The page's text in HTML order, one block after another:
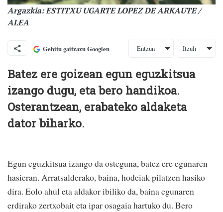
Argazkia: ESTITXU UGARTE LOPEZ DE ARKAUTE /
ALEA
Gehitu gaitzazu Googlen Entzun Itzuli
Batez ere goizean egun eguzkitsua
izango dugu, eta bero handikoa.
Osterantzean, erabateko aldaketa
dator biharko.
Egun eguzkitsua izango da osteguna, batez ere egunaren
hasieran. Arratsalderako, baina, hodeiak pilatzen hasiko
dira. Eolo ahul eta aldakor ibiliko da, baina egunaren
erdirako zertxobait eta ipar osagaia hartuko du. Bero